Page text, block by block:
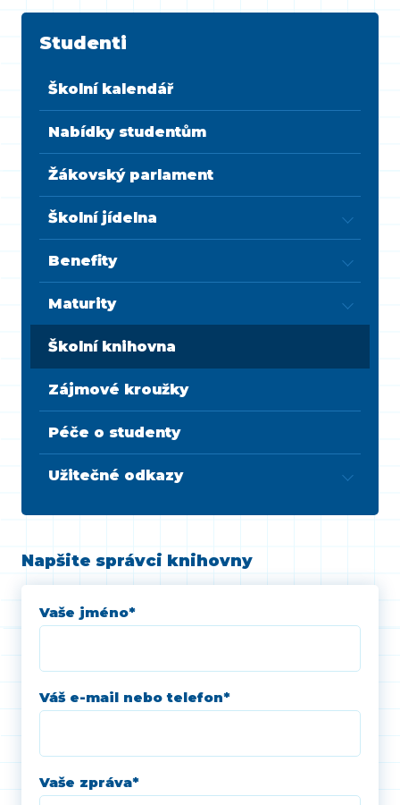
Studenti
Školní kalendář
Nabídky studentům
Žákovský parlament
Školní jídelna
Benefity
Maturity
Školní knihovna
Zájmové kroužky
Péče o studenty
Užitečné odkazy
Napšite správci knihovny
Vaše jméno*
Váš e-mail nebo telefon*
Vaše zpráva*